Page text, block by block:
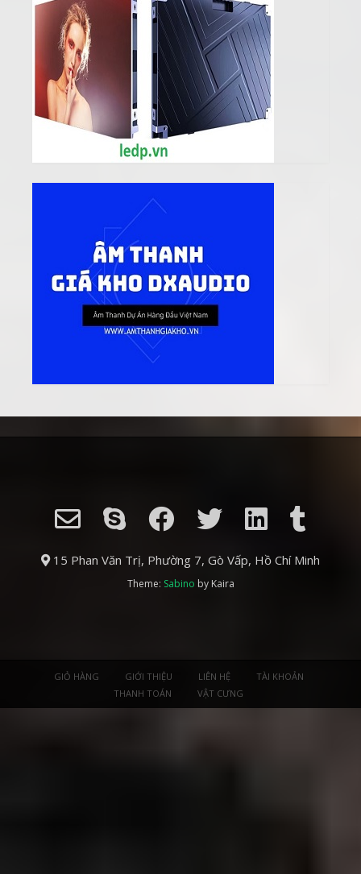
15 Phan Văn Trị, Phường 7, Gò Vấp, Hồ Chí Minh
Theme: Sabino by Kaira
GIỎ HÀNG GIỚI THIỆU LIÊN HỆ
TÀI KHOẢN
THANH TOÁN
VẬT CƯNG